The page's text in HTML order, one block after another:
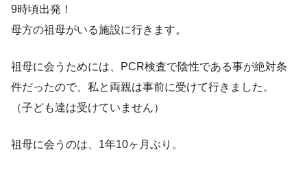
9時頃出発！
母方の祖母がいる施設に行きます。
祖母に会うためには、PCR検査で陰性である事が絶対条
件だったので、私と両親は事前に受けて行きました。
（子ども達は受けていません）
祖母に会うのは、1年10ヶ月ぶり。